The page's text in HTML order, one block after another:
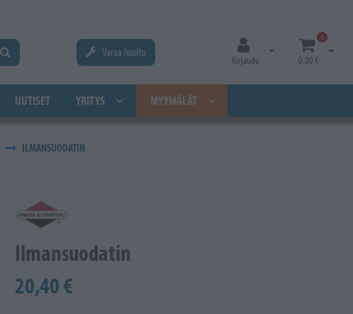
Varaa huolto
Kirjaudu
Avaa kirjautuminen
0
0,00 €
Avaa
UUTISET YRITYS MYYMÄLÄT
ILMANSUODATIN
Ilmansuodatin
20,40 €